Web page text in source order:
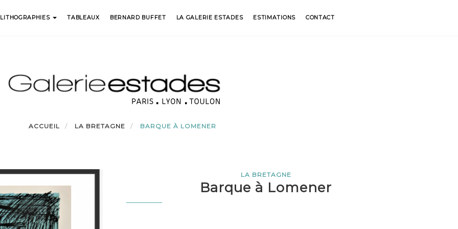
LITHOGRAPHIES TABLEAUX BERNARD BUFFET LA GALERIE ESTADES ESTIMATIONS CONTACT
ACCUEIL LA BRETAGNE BARQUE À LOMENER
LA BRETAGNE
Barque à Lomener